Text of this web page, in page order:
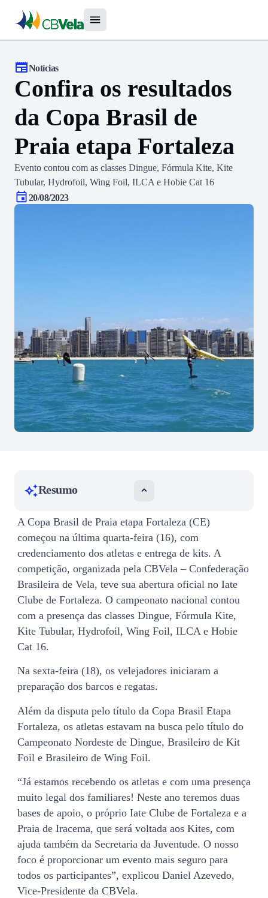
Notícias
Confira os resultados
da Copa Brasil de
Praia etapa Fortaleza
Evento contou com as classes Dingue, Fórmula Kite, Kite
Tubular, Hydrofoil, Wing Foil, ILCA e Hobie Cat 16
20/08/2023
Resumo
A Copa Brasil de Praia etapa Fortaleza (CE)
começou na última quarta-feira (16), com
credenciamento dos atletas e entrega de kits. A
competição, organizada pela CBVela – Confederação
Brasileira de Vela, teve sua abertura oficial no Iate
Clube de Fortaleza. O campeonato nacional contou
com a presença das classes Dingue, Fórmula Kite,
Kite Tubular, Hydrofoil, Wing Foil, ILCA e Hobie
Cat 16.
Na sexta-feira (18), os velejadores iniciaram a
preparação dos barcos e regatas.
Além da disputa pelo título da Copa Brasil Etapa
Fortaleza, os atletas estavam na busca pelo título do
Campeonato Nordeste de Dingue, Brasileiro de Kit
Foil e Brasileiro de Wing Foil.
“Já estamos recebendo os atletas e com uma presença
muito legal dos familiares! Neste ano teremos duas
bases de apoio, o próprio Iate Clube de Fortaleza e a
Praia de Iracema, que será voltada aos Kites, com
ajuda também da Secretaria da Juventude. O nosso
foco é proporcionar um evento mais seguro para
todos os participantes”, explicou Daniel Azevedo,
Vice-Presidente da CBVela.